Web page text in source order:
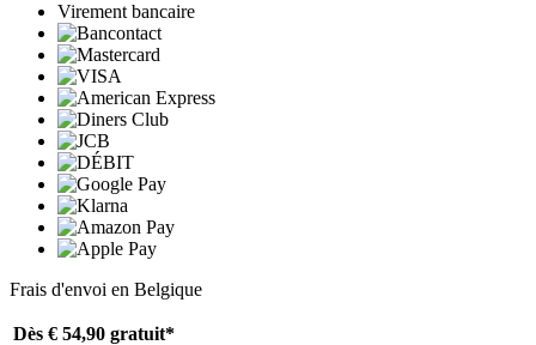
Virement bancaire
Frais d'envoi en Belgique
Dès € 54,90 gratuit*